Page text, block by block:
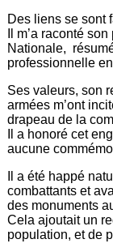
Des liens se sont
Il m’a raconté
Nationale,
professionnelle
Ses valeurs, son
armées m’ont
drapeau de la
Il a honoré cet
aucune
Il a été happé
combattants et
des monuments
Cela ajoutait un
population, et de